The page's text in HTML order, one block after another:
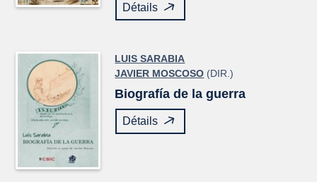
Détails
LUIS SARABIA
JAVIER MOSCOSO (DIR.)
Biografía de la guerra
Détails